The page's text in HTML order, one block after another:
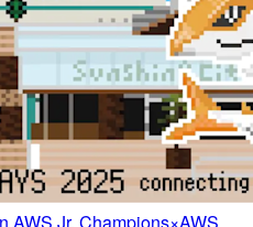
AWS Jr. Champions×AWS